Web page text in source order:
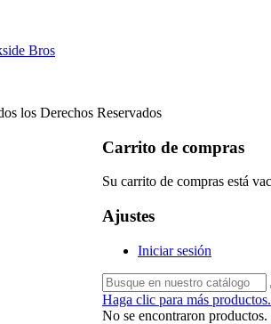
Bros
los Derechos Reservados
Carrito de compras
Su carrito de compras está
Ajustes
Iniciar sesión
Haga clic para más productos.
No se encontraron productos.